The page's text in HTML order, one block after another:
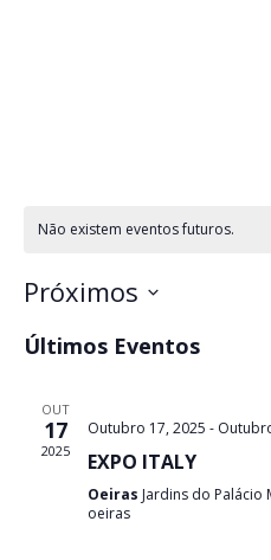
Não existem eventos futuros.
Próximos
a
Últimos Eventos
OUT
17
2025
Outubro 17, 2025 -
EXPO ITALY
Oeiras Jardins do Palácio
oeiras